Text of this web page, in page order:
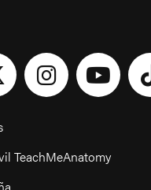
TeachMeAnatomy